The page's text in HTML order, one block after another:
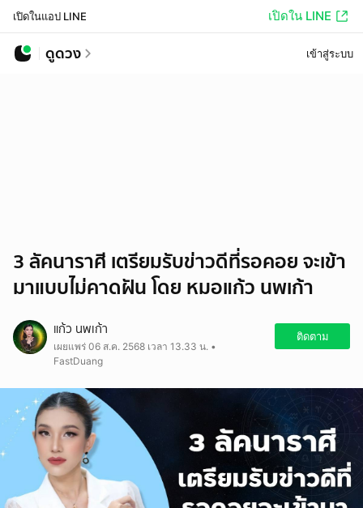
เปิดในแอป LINE เปิดใน LINE
ดูดวง เข้าสู่ระบบ
3 ลัคนาราศี เตรียมรับข่าวดีที่รอคอย จะเข้า
มาแบบไม่คาดฝัน โดย หมอแก้ว นพเก้า
แก้ว นพเก้า
เผยแพร่ 06 ส.ค. 2568 เวลา 13.33 น. •
FastDuang
ติดตาม